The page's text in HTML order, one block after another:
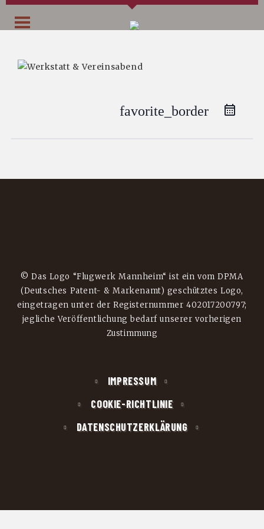
favorite_border
© Das Logo “Flugwerk Mannheim“ ist ein vom DPMA
(Deutsches Patent- & Markenamt) geschütztes Logo,
eingetragen unter der Registernummer 402017200797;
jegliche Veröffentlichung bedarf unserer vorherigen
Zustimmung
IMPRESSUM
COOKIE-RICHTLINIE
DATENSCHUTZERKLÄRUNG